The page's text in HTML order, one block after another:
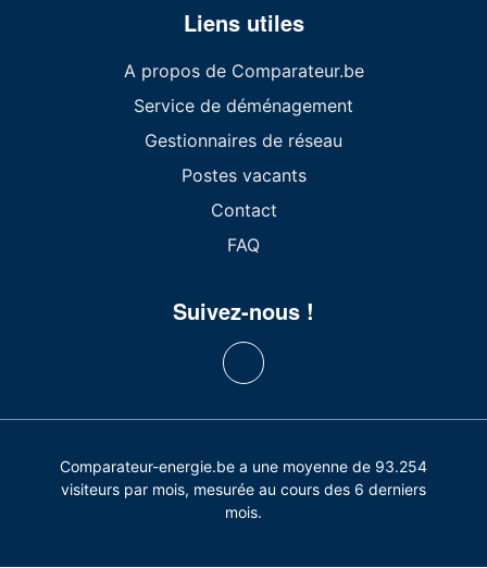
Liens utiles
A propos de Comparateur.be
Service de déménagement
Gestionnaires de réseau
Postes vacants
Contact
FAQ
Suivez-nous !
Comparateur-energie.be a une moyenne de 93.254
visiteurs par mois, mesurée au cours des 6 derniers
mois.